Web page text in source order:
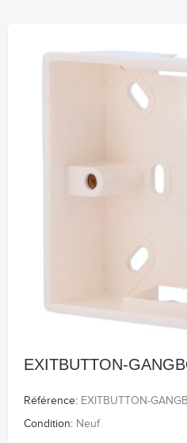
EXITBUTTON-
Référence: EXITBUTTON-
Condition: Neuf